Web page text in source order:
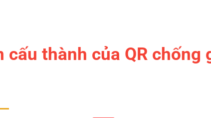
cấu thành của QR chống